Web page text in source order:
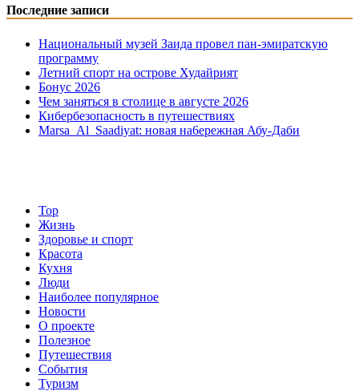
Последние записи
Национальный музей Заида провел пан-эмиратскую
программу
Летний спорт на острове Худайрият
Бонус 2026
Чем заняться в столице в августе 2026
Кибербезопасность в путешествиях
Marsa Al Saadiyat: новая на6ережная Абу-Даби
Top
Жизнь
Здоровье и спорт
Красота
Кухня
Люди
Наиболее популярное
Новости
О проекте
Полезное
Путешествия
События
Туризм